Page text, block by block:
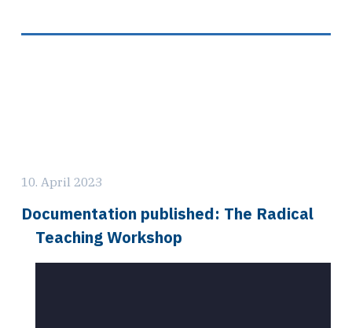
10. April 2023
Documentation published: The Radical
Teaching Workshop